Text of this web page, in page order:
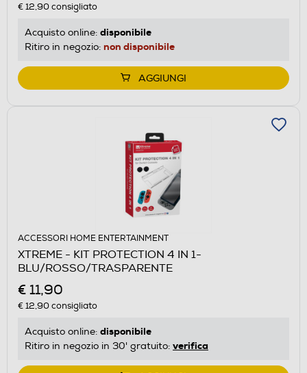
€ 12,90consigliato
Acquisto online: disponibile
Ritiro in negozio: non disponibile
AGGIUNGI
ACCESSORI HOME ENTERTAINMENT
XTREME - KIT PROTECTION 4 IN 1-
BLU/ROSSO/TRASPARENTE
€ 11,90
€ 12,90consigliato
Acquisto online: disponibile
Ritiro in negozio in 30' gratuito: verifica